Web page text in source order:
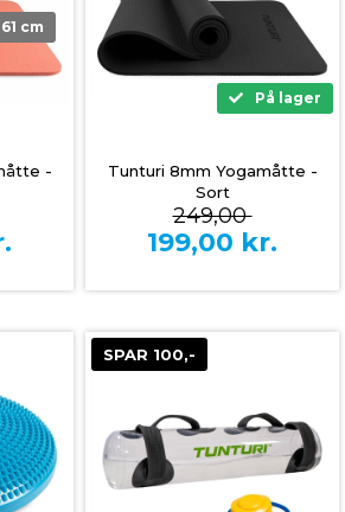
cm
-
På lager
Tunturi 8mm Yogamåtte -
Sort
249,00
199,00 kr.
SPAR 100,-